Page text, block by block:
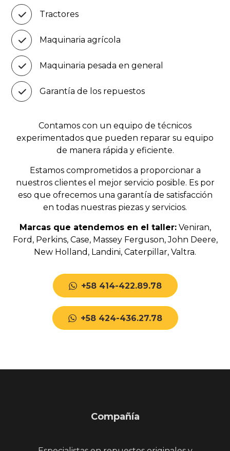
Tractores
Maquinaria agrícola
Maquinaria pesada en general
Garantía de los repuestos
Contamos con un equipo de técnicos
experimentados que pueden reparar su equipo
de manera rápida y eficiente.
Estamos comprometidos a proporcionar a
nuestros clientes el mejor servicio posible. Es por
eso que ofrecemos una garantía de satisfacción
en todas nuestras piezas y servicios.
Marcas que atendemos en el taller:Veniran,
Ford, Perkins, Case, Massey Ferguson, John Deere,
New Holland, Landini, Caterpillar, Valtra.
+58 414-422.89.78
+58 424-436.27.78
Compañía